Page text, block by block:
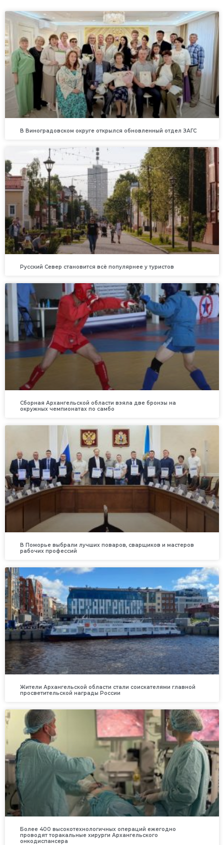
В Виноградовском округе открылся обновленный отдел ЗАГС
Русский Север становится всё популярнее у туристов
Сборная Архангельской области взяла две бронзы на
окружных чемпионатах по самбо
В Поморье выбрали лучших поваров, сварщиков и мастеров
рабочих профессий
Жители Архангельской области стали соискателями главной
просветительской награды России
Более 400 высокотехнологичных операций ежегодно
проводят торакальные хирурги Архангельского
онкодиспансера